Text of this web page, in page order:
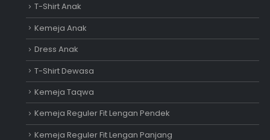
T-Shirt Anak
Kemeja Anak
Dress Anak
T-Shirt Dewasa
Kemeja Taqwa
Kemeja Reguler Fit Lengan Pendek
Kemeja Reguler Fit Lengan Panjang